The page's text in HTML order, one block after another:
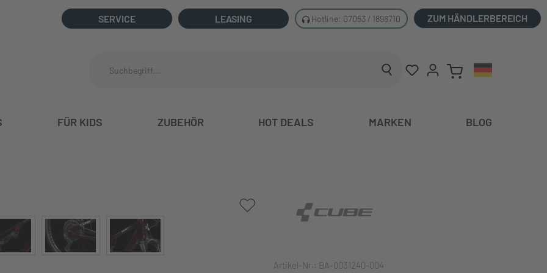
SERVICE LEASING Hotline: 07053 / 1898710 ZUM HÄNDLERBEREICH
FÜR KIDS ZUBEHÖR HOT DEALS MARKEN BLOG
Artikel-Nr.: BA-0031240-004